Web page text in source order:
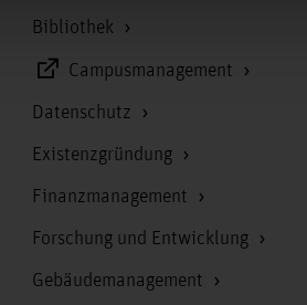
Bibliothek
Campusmanagement
Datenschutz
Existenzgründung
Finanzmanagement
Forschung und Entwicklung
Gebäudemanagement